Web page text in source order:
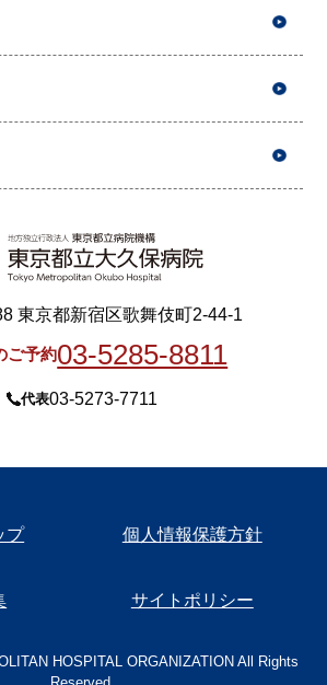
東京都新宿区歌舞伎町2-44-1
ご予約03-5285-8811
代表03-5273-7711
プ 個人情報保護方針
サイトポリシー
HOSPITAL ORGANIZATION All Rights